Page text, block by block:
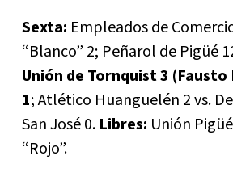
Sexta: Empleados de
“Blanco” 2; Peñarol de Pigüé
Unión de Tornquist 3
1; Atlético Huanguelén 2 vs.
San José 0. Libres: Unión
“Rojo”.